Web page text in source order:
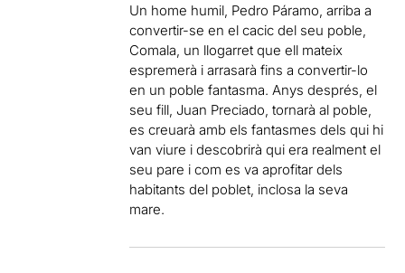
Un home humil, Pedro Páramo, arriba a
convertir-se en el cacic del seu poble,
Comala, un llogarret que ell mateix
espremerà i arrasarà fins a convertir-lo
en un poble fantasma. Anys després, el
seu fill, Juan Preciado, tornarà al poble,
es creuarà amb els fantasmes dels qui hi
van viure i descobrirà qui era realment el
seu pare i com es va aprofitar dels
habitants del poblet, inclosa la seva
mare.